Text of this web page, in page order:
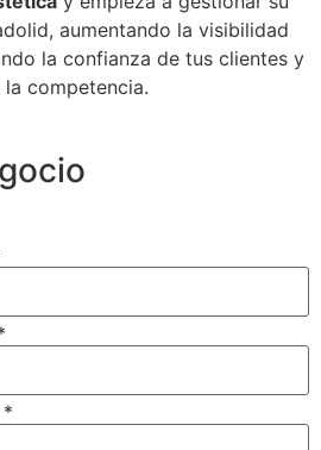
aumentando la visibilidad
la confianza de tus clientes y
competencia.
*